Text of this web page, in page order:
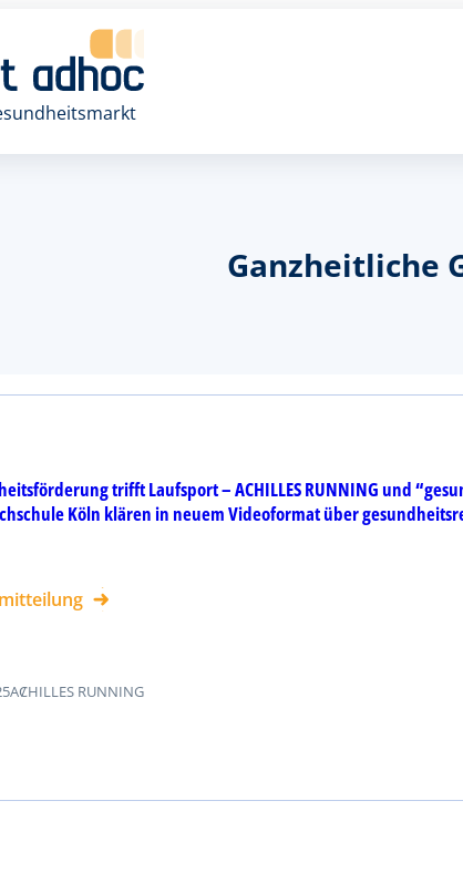
Ganzheitliche
ACHILLES RUNNING
trifft Laufsport – ACHILLES RUNNING und
Köln klären in neuem Videoformat über